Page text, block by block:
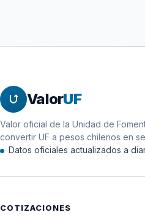
12 de junio de 2025
11 de junio de 2025
ValorUF
Valor oficial de la Unidad de
convertir UF a pesos chilenos en
Datos oficiales actualizados a
COTIZACIONES